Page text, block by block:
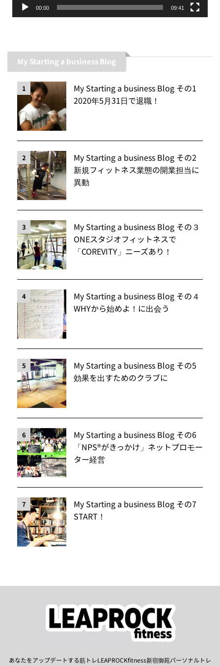
00:00 09:41
My Starting a business Blog
1
My Starting a business Blog その1
2020年5月31日で退職！
2
My Starting a business Blog その2
新規フィットネス業態の開業担当に
異動
3
My Starting a business Blog その３
ONEスタジオフィットネスで
「COREVITY」ニーズあり！
4
My Starting a business Blog その４
WHYから始めよ！に出会う
5
My Starting a business Blog その5
効果を出すためのクラブに
6
My Starting a business Blog その6
「NPS®️がきっかけ」ネットプロモー
ター経営
7
My Starting a business Blog その7
START！
あなたをアップデートする筋トレLEAPROCKfitness新宿御苑パーソナルトレ